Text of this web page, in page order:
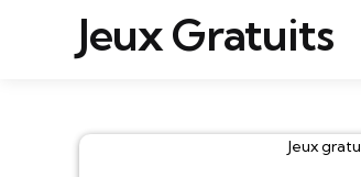
Jeux Gratuits
Jeux